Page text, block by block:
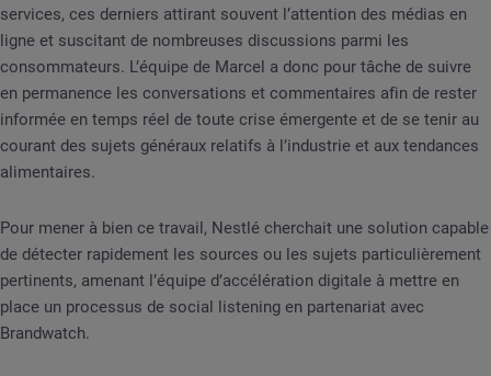
services, ces derniers attirant souvent l’attention des médias en
ligne et suscitant de nombreuses discussions parmi les
consommateurs. L’équipe de Marcel a donc pour tâche de suivre
en permanence les conversations et commentaires afin de rester
informée en temps réel de toute crise émergente et de se tenir au
courant des sujets généraux relatifs à l’industrie et aux tendances
alimentaires.
Pour mener à bien ce travail, Nestlé cherchait une solution capable
de détecter rapidement les sources ou les sujets particulièrement
pertinents, amenant l’équipe d’accélération digitale à mettre en
place un processus de social listening en partenariat avec
Brandwatch.